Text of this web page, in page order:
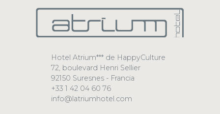
Hotel Atrium*** de HappyCulture
72, boulevard Henri Sellier
92150 Suresnes - Francia
+33 1 42 04 60 76
info@latriumhotel.com